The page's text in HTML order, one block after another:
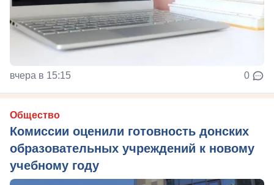
вчера в 15:15 0
Общество
Комиссии оценили готовность донских
образовательных учреждений к новому
учебному году